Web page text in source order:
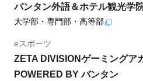
バンタン外語＆ホテル観光学
大学部・専門部・高等部
eスポーツ
ZETA DIVISIONゲーミングア
POWERED BY バンタン